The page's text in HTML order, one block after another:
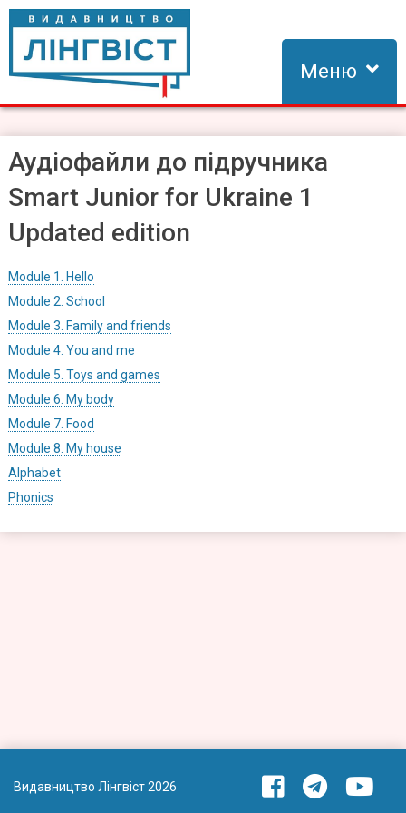
Skip
content
Видавництво Лінгвіст
Видавництво Лінгвіст – адаптація та створення видань для
Меню
Аудіофайли до підручника
Smart Junior for Ukraine 1
Updated edition
Module 1. Hello
Module 2. School
Module 3. Family and friends
Module 4. You and me
Module 5. Toys and games
Module 6. My body
Module 7. Food
Module 8. My house
Alphabet
Phonics
Видавництво Лінгвіст 2026